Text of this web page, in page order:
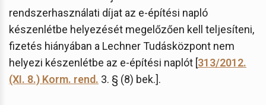
rendszerhasználati díjat az e-építési napló
készenlétbe helyezését megelőzően kell teljesíteni,
fizetés hiányában a Lechner Tudásközpont nem
helyezi készenlétbe az e-építési naplót [313/2012.
(XI. 8.) Korm. rend. 3. § (8) bek.].